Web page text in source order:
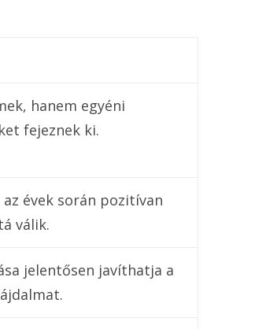
hanem egyéni
fejeznek ki.
évek során pozitívan
válik.
jelentősen javíthatja a